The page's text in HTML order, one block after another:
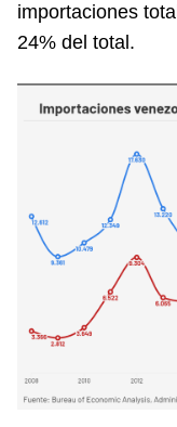
importaciones
24% del total.